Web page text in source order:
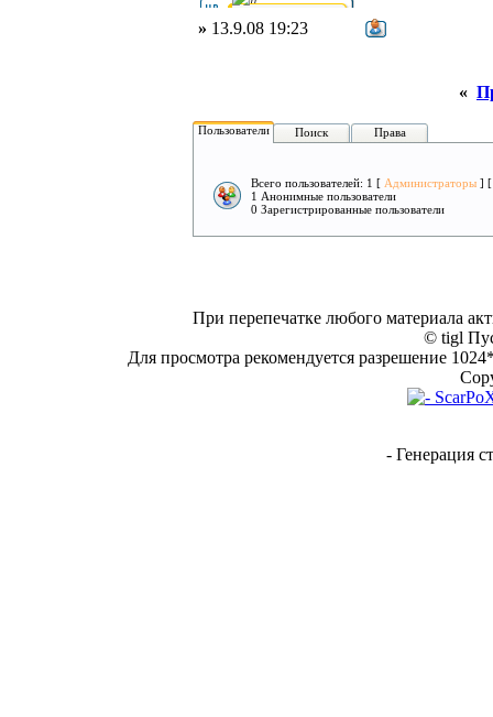
» 13.9.08 19:23
«
Пользователи Поиск Права
Всего пользователей: 1 [ Администраторы ]
1 Анонимные пользователи
0 Зарегистрированные пользователи
При перепечатке любого материала
© tigl
Для просмотра рекомендуется разрешение
- Генерация